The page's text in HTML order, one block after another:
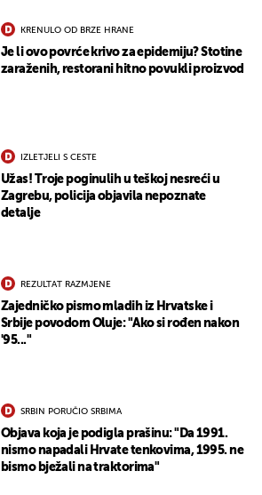
KRENULO OD BRZE HRANE
Je li ovo povrće krivo za epidemiju? Stotine
zaraženih, restorani hitno povukli proizvod
IZLETJELI S CESTE
Užas! Troje poginulih u teškoj nesreći u
Zagrebu, policija objavila nepoznate
detalje
REZULTAT RAZMJENE
Zajedničko pismo mladih iz Hrvatske i
Srbije povodom Oluje: "Ako si rođen nakon
'95..."
SRBIN PORUČIO SRBIMA
Objava koja je podigla prašinu: "Da 1991.
nismo napadali Hrvate tenkovima, 1995. ne
bismo bježali na traktorima"